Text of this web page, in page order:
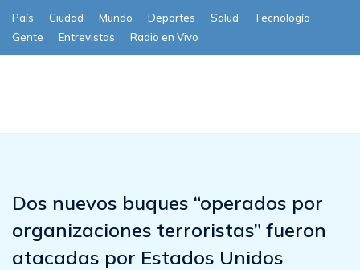
País Ciudad Mundo Deportes Salud
Tecnología
Gente
Entrevistas Radio en Vivo
Dos nuevos buques “operados por
organizaciones terroristas” fueron
atacadas por Estados Unidos